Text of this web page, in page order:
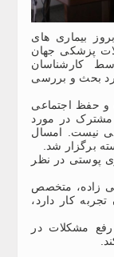
بروز بیماری های
پزشکی جهان
دسامبر توسط کارشناسان
بحث و بررسی
و حفظ اجتماعی
مشترک در مورد
نیست. امسال
پوستی در نظر
زاده، متخصص
کار دارد،
رفع مشکلات در